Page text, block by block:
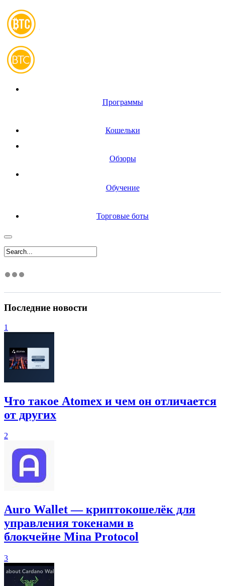
Программы
Кошельки
Обзоры
Обучение
Торговые боты
Последние новости
1
Что такое Atomex и чем он отличается
от других
2
Auro Wallet — криптокошелёк для
управления токенами в
блокчейне Mina Protocol
3